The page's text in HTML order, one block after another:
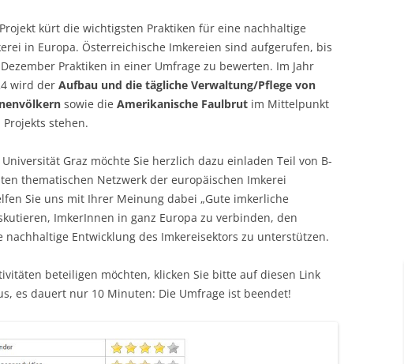
kürt die wichtigsten Praktiken für eine nachhaltige
in Europa. Österreichische Imkereien sind aufgerufen, bis
Praktiken in einer Umfrage zu bewerten. Im Jahr
wird der Aufbau und die tägliche Verwaltung/Pflege von
sowie die Amerikanische Faulbrut im Mittelpunkt
Projekts stehen.
Universität Graz möchte Sie herzlich dazu einladen Teil von B-
thematischen Netzwerk der europäischen Imkerei
Sie uns mit Ihrer Meinung dabei „Gute imkerliche
ImkerInnen in ganz Europa zu verbinden, den
Entwicklung des Imkereisektors zu unterstützen.
beteiligen möchten, klicken Sie bitte auf diesen Link
es dauert nur 10 Minuten: Die Umfrage ist beendet!